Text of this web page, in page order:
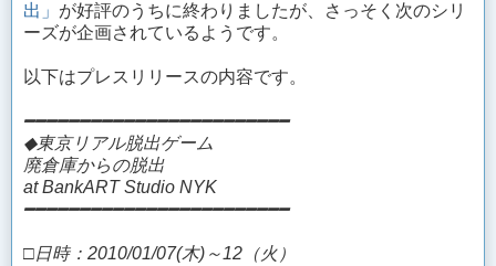
出」 が好評のうちに終わりましたが、さっそく次のシリ
ーズが企画されているようです。
以下はプレスリリースの内容です。
━━━━━━━━━━━━━━━━━━━━━━━━
◆東京リアル脱出ゲーム
廃倉庫からの脱出
at BankART Studio NYK
━━━━━━━━━━━━━━━━━━━━━━━━
□日時：2010/01/07(木)～12（火）